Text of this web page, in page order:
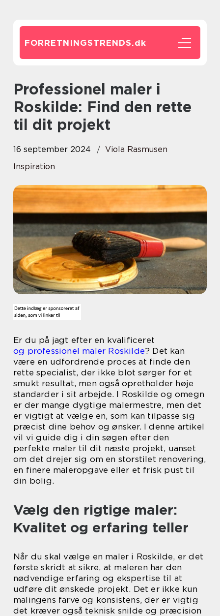
FORRETNINGSTRENDS.dk
Professionel maler i
Roskilde: Find den rette
til dit projekt
16 september 2024
Viola Rasmusen
Inspiration
Er du på jagt efter en kvalificeret
og professionel maler Roskilde? Det kan
være en udfordrende proces at finde den
rette specialist, der ikke blot sørger for et
smukt resultat, men også opretholder høje
standarder i sit arbejde. I Roskilde og omegn
er der mange dygtige malermestre, men det
er vigtigt at vælge en, som kan tilpasse sig
præcist dine behov og ønsker. I denne artikel
vil vi guide dig i din søgen efter den
perfekte maler til dit næste projekt, uanset
om det drejer sig om en storstilet renovering,
en finere maleropgave eller et frisk pust til
din bolig.
Vælg den rigtige maler:
Kvalitet og erfaring teller
Når du skal vælge en maler i Roskilde, er det
første skridt at sikre, at maleren har den
nødvendige erfaring og ekspertise til at
udføre dit ønskede projekt. Det er ikke kun
malingens farve og konsistens, der er vigtig
det kræver også teknisk snilde og præcision